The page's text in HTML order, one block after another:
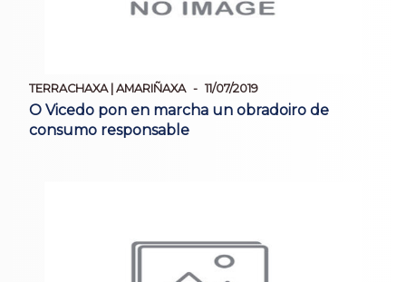
TERRACHAXA | AMARIÑAXA 11/07/2019
O Vicedo pon en marcha un obradoiro de
consumo responsable